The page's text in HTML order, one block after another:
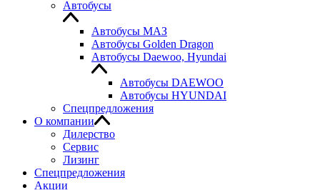
Автобусы
Автобусы МАЗ
Автобусы Golden Dragon
Автобусы Daewoo, Hyundai
Автобусы DAEWOO
Автобусы HYUNDAI
Спецпредложения
О компании
Дилерство
Сервис
Лизинг
Спецпредложения
Акции